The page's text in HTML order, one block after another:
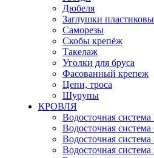
Дюбеля
Заглушки
Саморезы
Скобы крепёж
Такелаж
Уголки для бруса
Фасованный крепеж
Цепи, троса
Шурупы
КРОВЛЯ
Водосточная
Водосточная
Водосточная
Водосточная